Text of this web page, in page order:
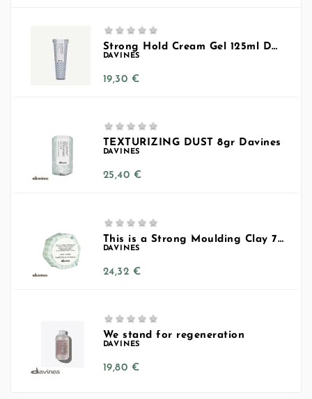
    
Strong Hold Cream Gel 125ml Davines
DAVINES
19,30 €
    
TEXTURIZING DUST 8gr Davines
DAVINES
25,40 €Prix
    
This is a Strong Moulding Clay 75ml
DAVINES
24,32 €
    
We stand for regeneration
DAVINES
19,80 €Prix